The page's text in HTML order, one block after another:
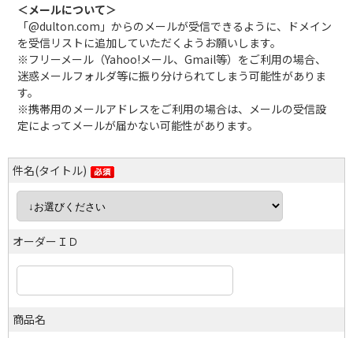
＜メールについて＞
「@dulton.com」からのメールが受信できるように、ドメイン
を受信リストに追加していただくようお願いします。
※フリーメール（Yahoo!メール、Gmail等）をご利用の場合、
迷惑メールフォルダ等に振り分けられてしまう可能性がありま
す。
※携帯用のメールアドレスをご利用の場合は、メールの受信設
定によってメールが届かない可能性があります。
件名(タイトル)
オーダーＩＤ
商品名